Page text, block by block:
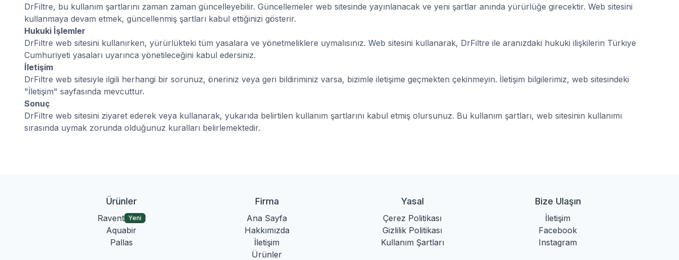
DrFiltre, bu kullanım şartlarını zaman zaman güncelleyebilir. Güncellemeler web sitesinde yayınlanacak ve yeni şartlar anında yürürlüğe girecektir. Web sitesini
kullanmaya devam etmek, güncellenmiş şartları kabul ettiğinizi gösterir.
Hukuki İşlemler
DrFiltre web sitesini kullanırken, yürürlükteki tüm yasalara ve yönetmeliklere uymalısınız. Web sitesini kullanarak, DrFiltre ile aranızdaki hukuki ilişkilerin Türkiye
Cumhuriyeti yasaları uyarınca yönetileceğini kabul edersiniz.
İletişim
DrFiltre web sitesiyle ilgili herhangi bir sorunuz, öneriniz veya geri bildiriminiz varsa, bizimle iletişime geçmekten çekinmeyin. İletişim bilgilerimiz, web sitesindeki
"İletişim" sayfasında mevcuttur.
Sonuç
DrFiltre web sitesini ziyaret ederek veya kullanarak, yukarıda belirtilen kullanım şartlarını kabul etmiş olursunuz. Bu kullanım şartları, web sitesinin kullanımı
sırasında uymak zorunda olduğunuz kuralları belirlemektedir.
Ürünler
Ravent Yeni
Aquabir
Pallas
Firma
Ana Sayfa
Hakkımızda
İletişim
Ürünler
Yasal
Çerez Politikası
Gizlilik Politikası
Kullanım Şartları
Bize Ulaşın
İletişim
Facebook
Instagram